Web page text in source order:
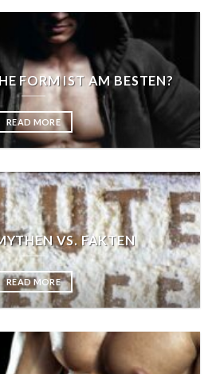
FORM IST AM BESTEN?
READ MORE
VS. FAKTEN
READ MORE